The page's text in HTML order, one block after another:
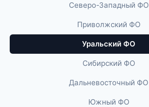
Северо-Западный ФО
Приволжский ФО
Уральский ФО
Сибирский ФО
Дальневосточный ФО
Южный ФО